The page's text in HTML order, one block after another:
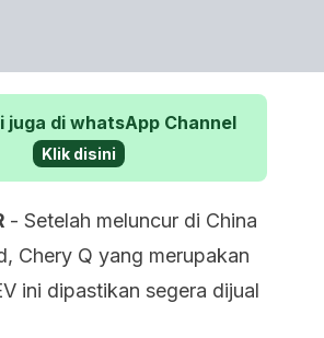
juga di whatsApp Channel
Klik disini
- Setelah meluncur di China
Chery Q yang merupakan
ini dipastikan segera dijual